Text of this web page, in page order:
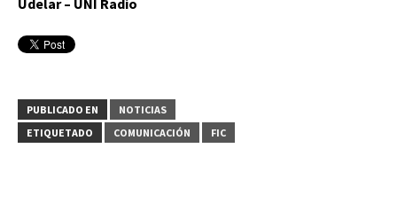
Udelar – UNI Radio
PUBLICADO EN
NOTICIAS
ETIQUETADO
COMUNICACIÓN FIC